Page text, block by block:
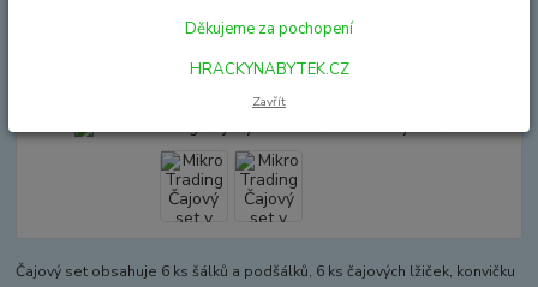
Mikro Trading Čajový set v košíku
4 barvy v síťce
Čajový set obsahuje 6 ks šálků a podšálků, 6 ks čajových lžiček, konvičku
Děkujeme za pochopení
HRACKYNABYTEK.CZ
Zavřít